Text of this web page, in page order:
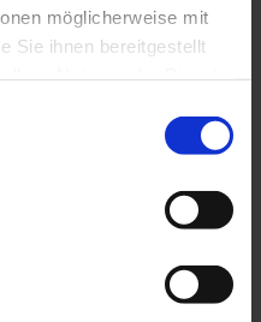
möglicherweise mit
Sie ihnen bereitgestellt
Zweig-Realschule und
und die Werkrealschule
Uwe Lipp und Frank
einen Kooperationsvertrag mit